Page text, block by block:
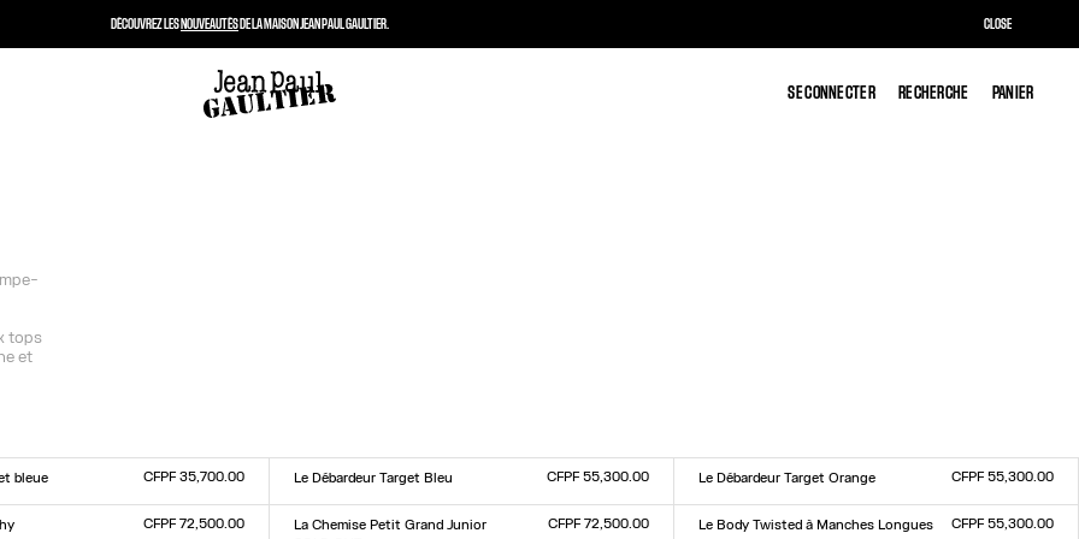
SE CONNECTER RECHERCHE PANIER
SE CONNECTER RECHERCHE PANIER
tops
et
bleue
CFPF 35,700.00
Le Débardeur Target Bleu
XXSXS M XL XXL
CFPF 55,300.00
Le Débardeur Target Orange
XXS XS M LXL XXL
CFPF 55,300.00
CFPF 72,500.00
La Chemise Petit Grand Junior
CFPF 72,500.00
Le Body Twisted à Manches Longues
CFPF 55,300.00
DÉCOUVREZ LESNOUVEAUTÉSDE LA MAISON JEAN PAUL GAULTIER. CLOSE